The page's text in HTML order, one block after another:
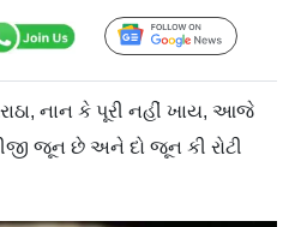
Follow Us
નાન કે પૂરી નહીં ખાય, આજે
જૂન છે અને દો જૂન કી રોટી